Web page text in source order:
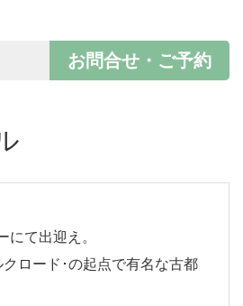
お問合せ・ご予約
にて出迎え。
ロード･の起点で有名な古都